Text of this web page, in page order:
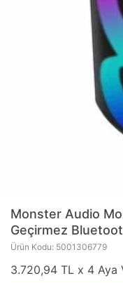
Monster Audio
Geçirmez
Ürün Kodu: 5001306779
3.720,94 TL x 4 Aya